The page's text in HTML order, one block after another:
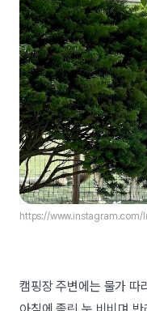
https://www.instagram.com/
캠핑장 주변에는 물가 따